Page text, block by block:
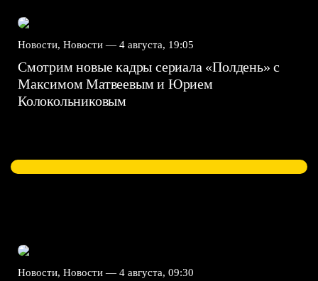
Новости, Новости — 4 августа, 19:05
Смотрим новые кадры сериала «Полдень» с
Максимом Матвеевым и Юрием
Колокольниковым
Новости, Новости — 4 августа, 09:30